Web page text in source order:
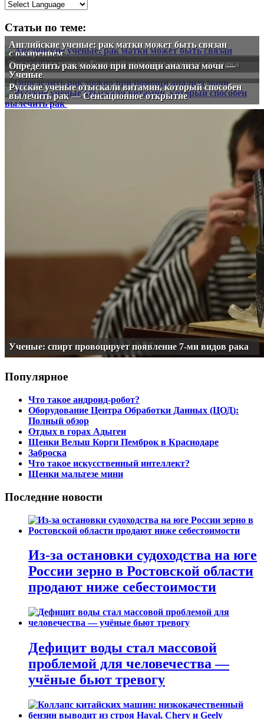
Статьи по теме:
Английские ученые: рак матки может быть связан
с ожирением
Техасские ученые: Горький шоколад защитит от рака
Определить рак можно при помощи анализа мочи —
Ученые
Русские ученые отыскали витамин, который способен
вылечить рак — Сенсационное открытие
Ученые: спирт провоцирует появление 7-ми видов рака
Популярное
Что такое андроид-робот?
Оборудование Центра Обработки Данных (ЦОД):
Полный обзор
Отдых в горах Адыгеи
Щенки Вельш Корги Пемброк в Краснодаре
Заброска
Что такое искусственный интеллект?
Щенки мальтезе мини
Последние новости
Из-за остановки судоходства на юге
России зерно в Ростовской области
продают ниже себестоимости
Дефицит воды стал массовой
проблемой для человечества —
учёные бьют тревогу